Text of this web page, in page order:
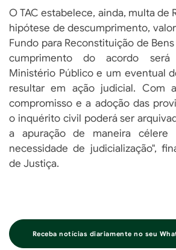
O TAC estabelece, ainda, multa de
hipótese de descumprimento,
Fundo para Reconstituição de Bens
cumprimento do acordo será
Ministério Público e um eventual
resultar em ação judicial. Com
compromisso e a adoção das
o inquérito civil poderá ser
a apuração de maneira célere
necessidade de judicialização",
de Justiça.
Receba notícias diariamente no seu